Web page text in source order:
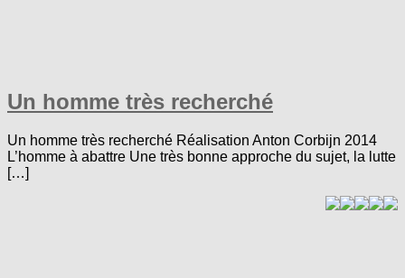
Un homme très recherché
Un homme très recherché Réalisation Anton Corbijn 2014
L’homme à abattre Une très bonne approche du sujet, la lutte
[…]